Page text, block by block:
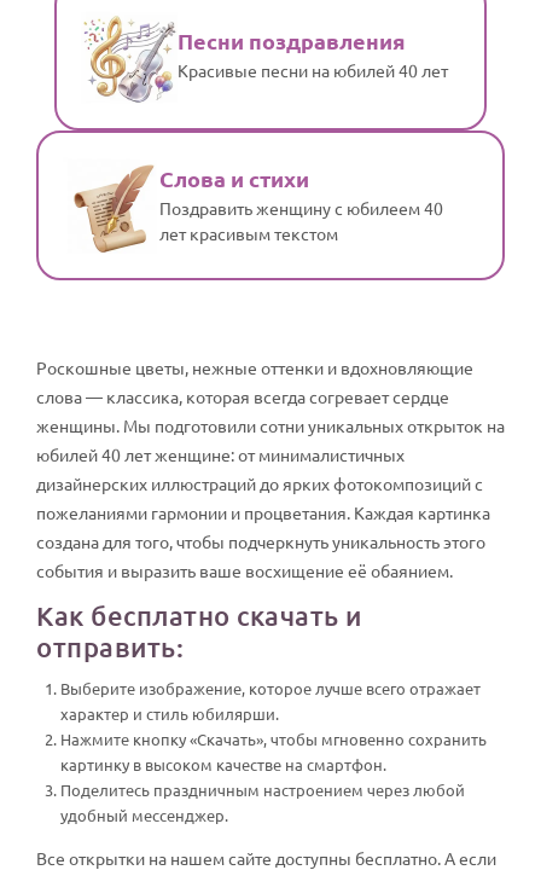
Песни поздравления
Красивые песни на юбилей 40 лет
Слова и стихи
Поздравить женщину с юбилеем 40
лет красивым текстом
Роскошные цветы, нежные оттенки и вдохновляющие
слова — классика, которая всегда согревает сердце
женщины. Мы подготовили сотни уникальных открыток на
юбилей 40 лет женщине: от минималистичных
дизайнерских иллюстраций до ярких фотокомпозиций с
пожеланиями гармонии и процветания. Каждая картинка
создана для того, чтобы подчеркнуть уникальность этого
события и выразить ваше восхищение её обаянием.
Как бесплатно скачать и
отправить:
Выберите изображение, которое лучше всего отражает
характер и стиль юбилярши.
Нажмите кнопку «Скачать», чтобы мгновенно сохранить
картинку в высоком качестве на смартфон.
Поделитесь праздничным настроением через любой
удобный мессенджер.
Все открытки на нашем сайте доступны бесплатно. А если